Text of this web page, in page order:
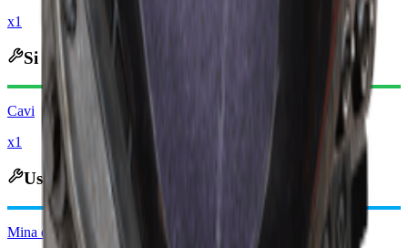
x1
Si recupera in
Cavi
x1
Usato nella Creazione
Mina esplosiva